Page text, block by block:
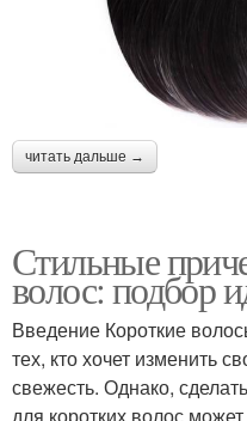
читать дальше →
Стильные
волос: подбор
Введение Короткие
тех, кто хочет изменить
свежесть. Однако,
для коротких волос